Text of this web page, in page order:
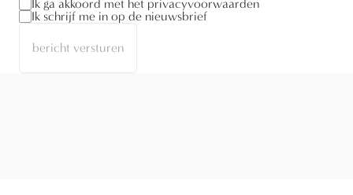
Ik ga akkoord met het privacyvoorwaarden
Ik schrijf me in op de nieuwsbrief
bericht versturen